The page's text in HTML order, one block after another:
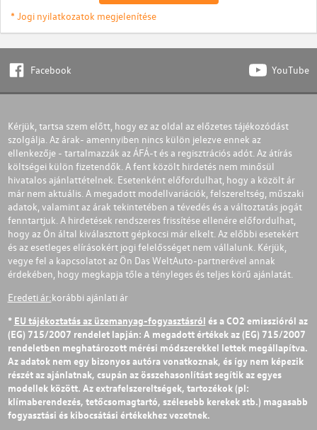
* Jogi nyilatkozatok megjelenítése
Facebook YouTube
Kérjük, tartsa szem előtt, hogy ez az oldal az előzetes tájékozódást
szolgálja. Az árak- amennyiben nincs külön jelezve ennek az
ellenkezője - tartalmazzák az ÁFÁ-t és a regisztrációs adót. Az átírás
költségei külön fizetendők. A fent közölt hirdetés nem minősül
hivatalos ajánlattételnek. Esetenként előfordulhat, hogy a közölt ár
már nem aktuális. A megadott modellvariációk, felszereltség, műszaki
adatok, valamint az árak tekintetében a tévedés és a változtatás jogát
fenntartjuk. A hirdetések rendszeres frissítése ellenére előfordulhat,
hogy az Ön által kiválasztott gépkocsi már elkelt. Az előbbi esetekért
és az esetleges elírásokért jogi felelősséget nem vállalunk. Kérjük,
vegye fel a kapcsolatot az Ön Das WeltAuto-partnerével annak
érdekében, hogy megkapja tőle a tényleges és teljes körű ajánlatát.
Eredeti ár:korábbi ajánlati ár
* EU tájékoztatás az üzemanyag-fogyasztásról és a CO2 emisszióról az
(EG) 715/2007 rendelet lapján: A megadott értékek az (EG) 715/2007
rendeletben meghatározott mérési módszerekkel lettek megállapítva.
Az adatok nem egy bizonyos autóra vonatkoznak, és így nem képezik
részét az ajánlatnak, csupán az összehasonlítást segítik az egyes
modellek között. Az extrafelszereltségek, tartozékok (pl:
klímaberendezés, tetőcsomagtartó, szélesebb kerekek stb.) magasabb
fogyasztási és kibocsátási értékekhez vezetnek.